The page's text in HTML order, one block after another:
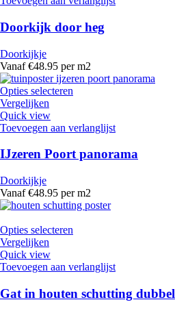
Doorkijk door heg
Doorkijkje
Vanaf €48.95 per m2
Opties selecteren
Vergelijken
Quick view
Toevoegen aan verlanglijst
IJzeren Poort panorama
Doorkijkje
Vanaf €48.95 per m2
Opties selecteren
Vergelijken
Quick view
Toevoegen aan verlanglijst
Gat in houten schutting dubbel